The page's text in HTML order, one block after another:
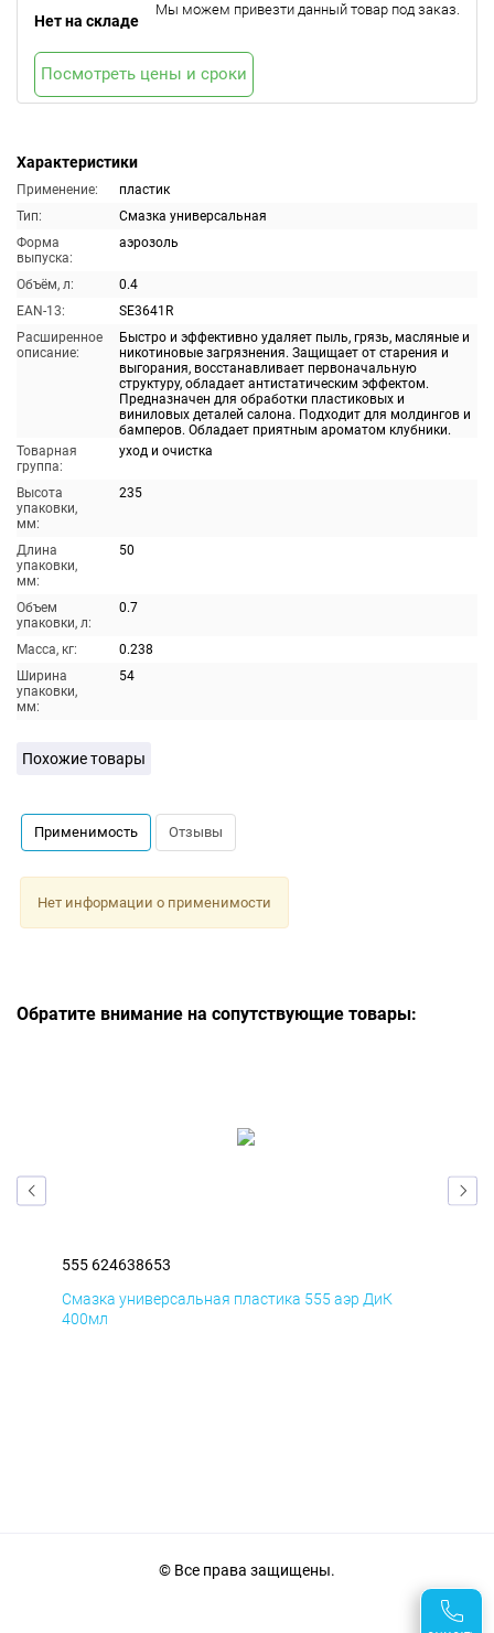
Характеристики
Применение:
пластик
Тип:
Смазка универсальная
Форма
выпуска:
аэрозоль
Объём, л:
0.4
EAN-13:
SE3641R
Расширенное
описание:
Быстро и эффективно удаляет пыль, грязь, масляные и
никотиновые загрязнения. Защищает от старения и
выгорания, восстанавливает первоначальную
структуру, обладает антистатическим эффектом.
Предназначен для обработки пластиковых и
виниловых деталей салона. Подходит для молдингов и
бамперов. Обладает приятным ароматом клубники.
Товарная
группа:
уход и очистка
Высота
упаковки,
мм:
235
Длина
упаковки,
мм:
50
Объем
упаковки, л:
0.7
Масса, кг:
0.238
Ширина
упаковки,
мм:
54
Нет на складе
Мы можем привезти данный товар под заказ.
Посмотреть цены и сроки
Похожие товары
Применимость Отзывы
Нет информации о применимости
Обратите внимание на сопутствующие товары:
555 624638653
Смазка универсальная пластика 555 аэр ДиК
400мл
© Все права защищены.